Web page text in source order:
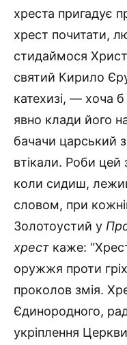
хреста пригадує
хрест почитати,
стидаймося
святий Кирило
катехизі, — хоча
явно клади його
бачачи царський
втікали. Роби цей
коли сидиш,
словом, при
Золотоустий у
хрест каже:
оружжя проти
проколов змія.
Єдинородного,
укріплення